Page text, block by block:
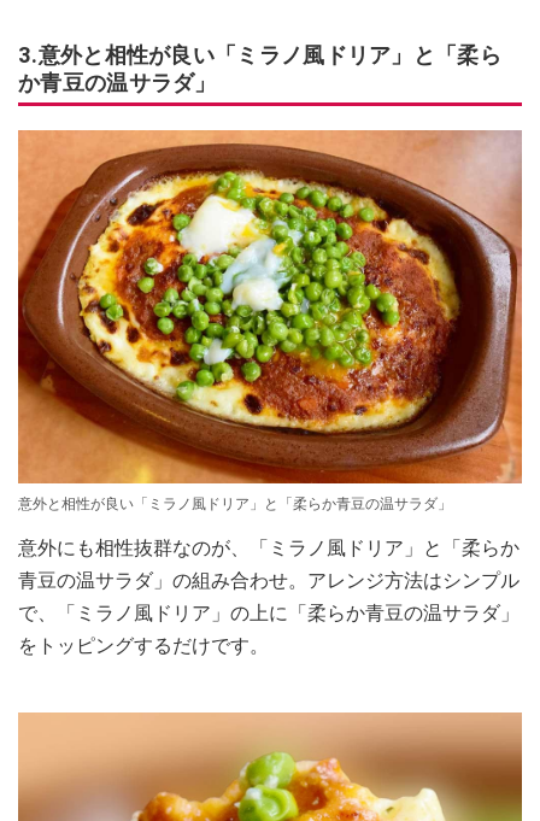
3.意外と相性が良い「ミラノ風ドリア」と「柔ら
か青豆の温サラダ」
意外と相性が良い「ミラノ風ドリア」と「柔らか青豆の温サラダ」
意外にも相性抜群なのが、「ミラノ風ドリア」と「柔らか
青豆の温サラダ」の組み合わせ。アレンジ方法はシンプル
で、「ミラノ風ドリア」の上に「柔らか青豆の温サラダ」
をトッピングするだけです。